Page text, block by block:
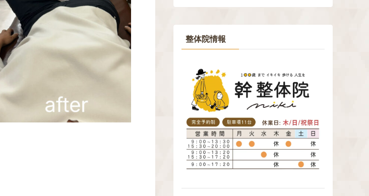
テ
ゴ
リ
整体院情報